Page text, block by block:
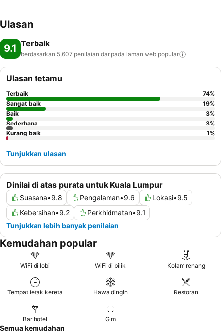
Ulasan
9.1 Terbaik
berdasarkan 5,607 penilaian daripada laman web popular
Dinilai di atas purata untuk Kuala Lumpur
Suasana•9.8 Pengalaman•9.6 Lokasi•9.5
Kebersihan•9.2 Perkhidmatan•9.1
Tunjukkan lebih banyak penilaian
Ulasan tetamu
Terbaik 74%
Sangat baik
19%
Baik
3%
Sederhana
3%
Kurang baik
1%
Tunjukkan ulasan
Kemudahan popular
WiFi di lobi WiFi di bilik Kolam renang
Tempat letak kereta Hawa dingin Restoran
Bar hotel Gim
Semua kemudahan